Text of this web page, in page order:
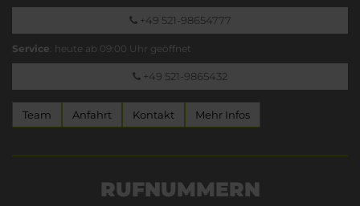
+49 521-98654777
Service: heute ab 09:00 Uhr geöffnet
+49 521-9865432
Team Anfahrt Kontakt Mehr Infos
RUFNUMMERN